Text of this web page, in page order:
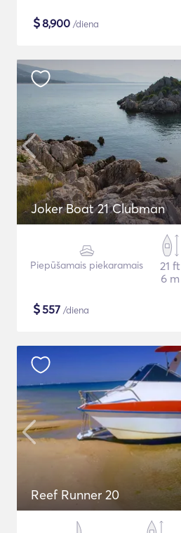
$8,900 /diena
Joker Boat 21 Clubman
Piepūšamais piekaramais
21 ft
6 m
$557 /diena
Reef Runner 20